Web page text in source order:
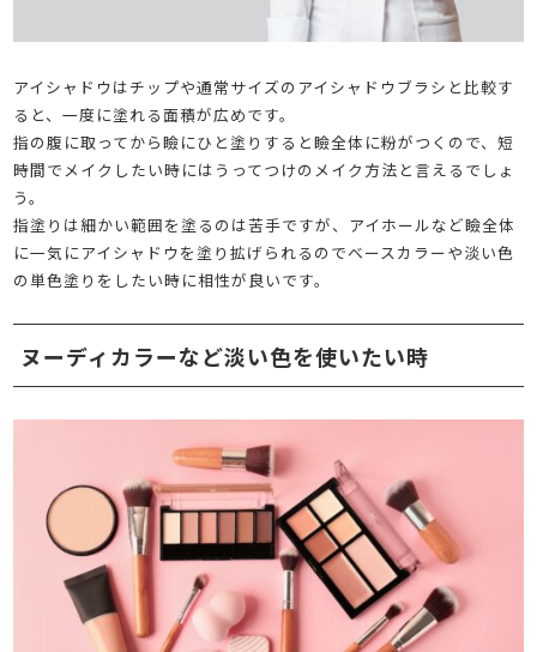
アイシャドウはチップや通常サイズのアイシャドウブラシと比較す
ると、一度に塗れる面積が広めです。
指の腹に取ってから瞼にひと塗りすると瞼全体に粉がつくので、短
時間でメイクしたい時にはうってつけのメイク方法と言えるでしょ
う。
指塗りは細かい範囲を塗るのは苦手ですが、アイホールなど瞼全体
に一気にアイシャドウを塗り拡げられるのでベースカラーや淡い色
の単色塗りをしたい時に相性が良いです。
ヌーディカラーなど淡い色を使いたい時